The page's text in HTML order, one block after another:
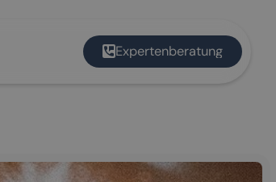
Expertenberatung